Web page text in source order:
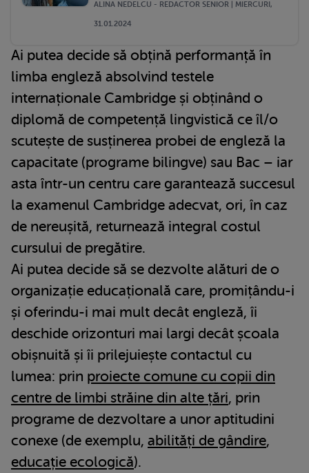
ALINA NEDELCU - REDACTOR SENIOR | MIERCURI,
31.01.2024
Ai putea decide să obțină performanță în
limba engleză absolvind testele
internaționale Cambridge și obținând o
diplomă de competență lingvistică ce îl/o
scutește de susținerea probei de engleză la
capacitate (programe bilingve) sau Bac – iar
asta într-un centru care garantează succesul
la examenul Cambridge adecvat, ori, în caz
de nereușită, returnează integral costul
cursului de pregătire.
Ai putea decide să se dezvolte alături de o
organizație educațională care, promițându-i
și oferindu-i mai mult decât engleză, îi
deschide orizonturi mai largi decât școala
obișnuită și îi prilejuiește contactul cu
lumea: prin proiecte comune cu copii din
centre de limbi străine din alte țări, prin
programe de dezvoltare a unor aptitudini
conexe (de exemplu, abilități de gândire,
educație ecologică).